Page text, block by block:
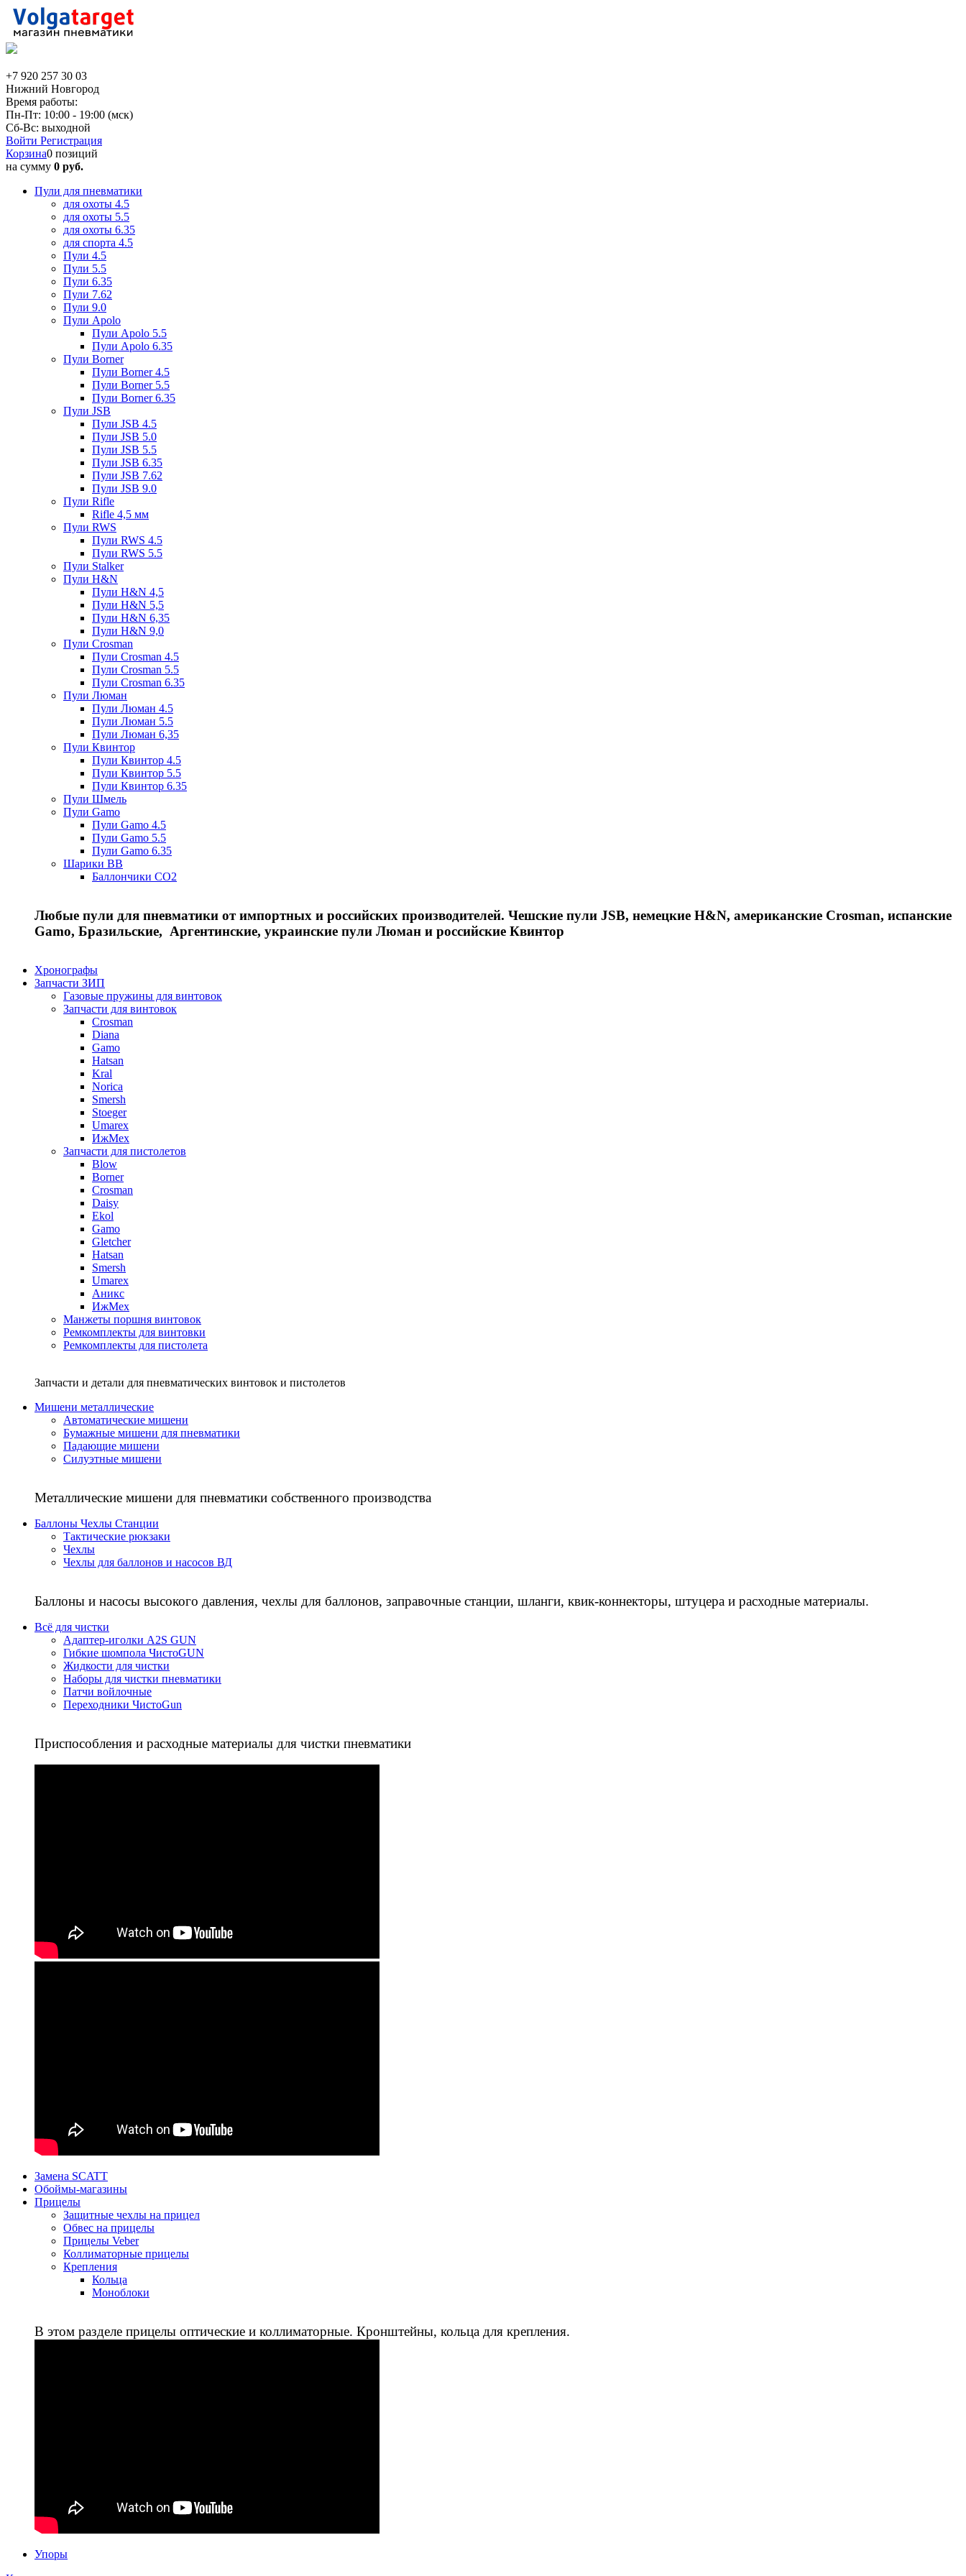
+7 920 257 30 03
Нижний Новгород
Время работы:
Пн-Пт: 10:00 - 19:00 (мск)
Сб-Вс: выходной
Войти Регистрация
Корзина0 позиций
на сумму 0 руб.
Пули для пневматики
для охоты 4.5
для охоты 5.5
для охоты 6.35
для спорта 4.5
Пули 4.5
Пули 5.5
Пули 6.35
Пули 7.62
Пули 9.0
Пули Apolo
Пули Apolo 5.5
Пули Apolo 6.35
Пули Borner
Пули Borner 4.5
Пули Borner 5.5
Пули Borner 6.35
Пули JSB
Пули JSB 4.5
Пули JSB 5.0
Пули JSB 5.5
Пули JSB 6.35
Пули JSB 7.62
Пули JSB 9.0
Пули Rifle
Rifle 4,5 мм
Пули RWS
Пули RWS 4.5
Пули RWS 5.5
Пули Stalker
Пули H&N
Пули H&N 4,5
Пули H&N 5,5
Пули H&N 6,35
Пули H&N 9,0
Пули Crosman
Пули Crosman 4.5
Пули Crosman 5.5
Пули Crosman 6.35
Пули Люман
Пули Люман 4.5
Пули Люман 5.5
Пули Люман 6,35
Пули Квинтор
Пули Квинтор 4.5
Пули Квинтор 5.5
Пули Квинтор 6.35
Пули Шмель
Пули Gamo
Пули Gamo 4.5
Пули Gamo 5.5
Пули Gamo 6.35
Шарики BB
Баллончики CO2
Любые пули для пневматики от импортных и российских производителей. Чешские пули JSB, немецкие H&N, американские Crosman, испанские
Gamo, Бразильские, Аргентинские, украинские пули Люман и российские Квинтор
Хронографы
Запчасти ЗИП
Газовые пружины для винтовок
Запчасти для винтовок
Crosman
Diana
Gamo
Hatsan
Kral
Norica
Smersh
Stoeger
Umarex
ИжМех
Запчасти для пистолетов
Blow
Borner
Crosman
Daisy
Ekol
Gamo
Gletcher
Hatsan
Smersh
Umarex
Аникс
ИжМех
Манжеты поршня винтовок
Ремкомплекты для винтовки
Ремкомплекты для пистолета
Запчасти и детали для пневматических винтовок и пистолетов
Мишени металлические
Автоматические мишени
Бумажные мишени для пневматики
Падающие мишени
Силуэтные мишени
Металлические мишени для пневматики собственного производства
Баллоны Чехлы Станции
Тактические рюкзаки
Чехлы
Чехлы для баллонов и насосов ВД
Баллоны и насосы высокого давления, чехлы для баллонов, заправочные станции, шланги, квик-коннекторы, штуцера и расходные материалы.
Всё для чистки
Адаптер-иголки A2S GUN
Гибкие шомпола ЧистоGUN
Жидкости для чистки
Наборы для чистки пневматики
Патчи войлочные
Переходники ЧистоGun
Приспособления и расходные материалы для чистки пневматики
Замена SCATT
Обоймы-магазины
Прицелы
Защитные чехлы на прицел
Обвес на прицелы
Прицелы Veber
Коллиматорные прицелы
Крепления
Кольца
Моноблоки
В этом разделе прицелы оптические и коллиматорные. Кронштейны, кольца для крепления.
Упоры